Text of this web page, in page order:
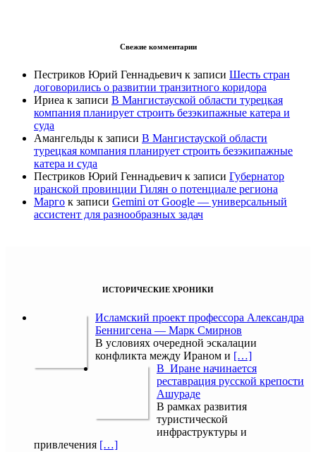
Свежие комментарии
Пестриков Юрий Геннадьевич к записи Шесть стран
договорились о развитии транзитного коридора
Ириеа к записи В Мангистауской области турецкая
компания планирует строить безэкипажные катера и
суда
Амангельды к записи В Мангистауской области
турецкая компания планирует строить безэкипажные
катера и суда
Пестриков Юрий Геннадьевич к записи Губернатор
иранской провинции Гилян о потенциале региона
Марго к записи Gemini от Google — универсальный
ассистент для разнообразных задач
ИСТОРИЧЕСКИЕ ХРОНИКИ
Исламский проект профессора Александра
Беннигсена — Марк Смирнов
В условиях очередной эскалации
конфликта между Ираном и […]
В Иране начинается
реставрация русской крепости
Ашураде
В рамках развития
туристической
инфраструктуры и
привлечения […]